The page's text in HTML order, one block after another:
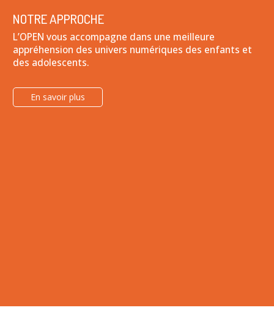
NOTRE APPROCHE
L’OPEN vous accompagne dans une meilleure
appréhension des univers numériques des enfants et
des adolescents.
En savoir plus